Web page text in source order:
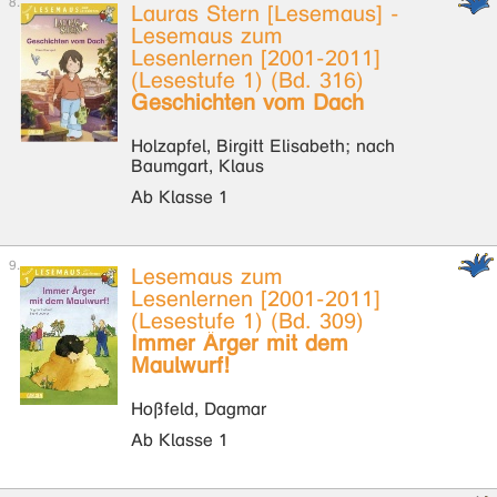
Lauras Stern [Lesemaus] -
Lesemaus zum
Lesenlernen [2001-2011]
(Lesestufe 1) (Bd. 316)
Geschichten vom Dach
Holzapfel, Birgitt Elisabeth; nach
Baumgart, Klaus
Ab Klasse 1
Lesemaus zum
Lesenlernen [2001-2011]
(Lesestufe 1) (Bd. 309)
Immer Ärger mit dem
Maulwurf!
Hoßfeld, Dagmar
Ab Klasse 1